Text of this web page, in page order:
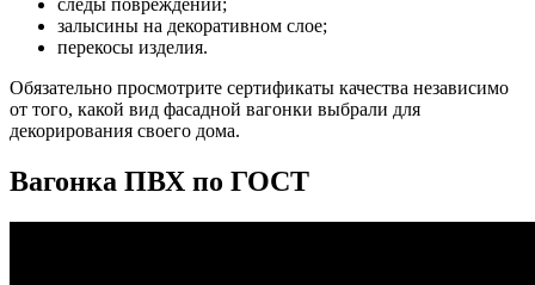
следы повреждений;
залысины на декоративном слое;
перекосы изделия.
Обязательно просмотрите сертификаты качества независимо
от того, какой вид фасадной вагонки выбрали для
декорирования своего дома.
Вагонка ПВХ по ГОСТ